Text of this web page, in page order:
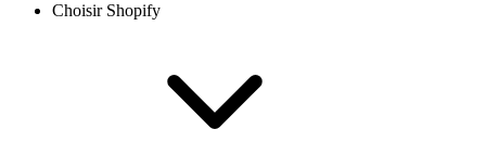
Choisir Shopify